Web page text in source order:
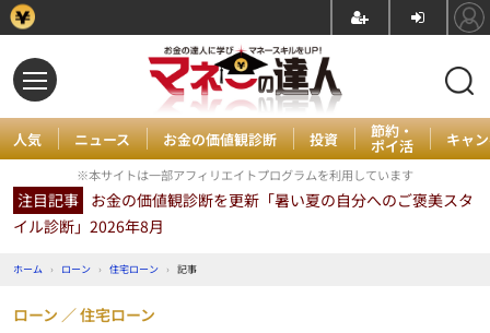
人気 ニュース お金の価値観診断 投資 節約・
ポイ活 キャ
※本サイトは一部アフィリエイトプログラムを利用しています
注目記事 お金の価値観診断を更新「暑い夏の自分へのご褒美スタ
イル診断」2026年8月
ホーム › ローン › 住宅ローン › 記事
ローン 住宅ローン